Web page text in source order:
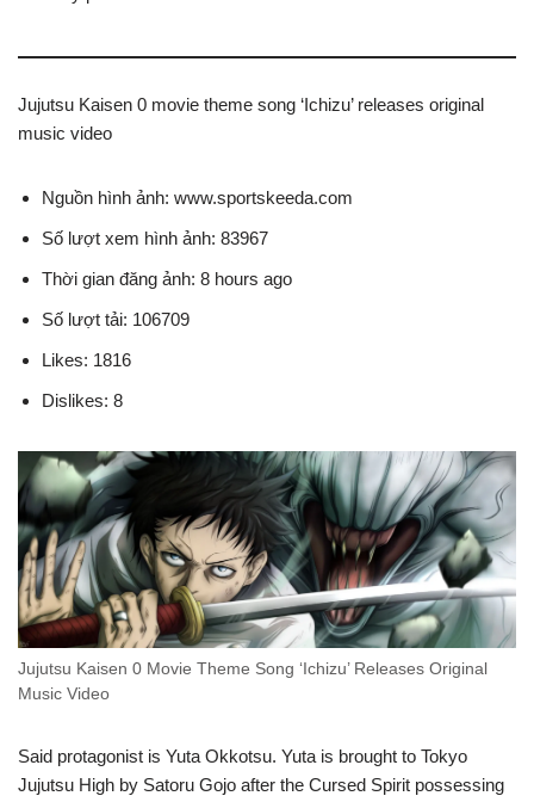
Jujutsu Kaisen 0 movie theme song ‘Ichizu’ releases original
music video
Nguồn hình ảnh: www.sportskeeda.com
Số lượt xem hình ảnh: 83967
Thời gian đăng ảnh: 8 hours ago
Số lượt tải: 106709
Likes: 1816
Dislikes: 8
Jujutsu Kaisen 0 Movie Theme Song ‘Ichizu’ Releases Original
Music Video
Said protagonist is Yuta Okkotsu. Yuta is brought to Tokyo
Jujutsu High by Satoru Gojo after the Cursed Spirit possessing